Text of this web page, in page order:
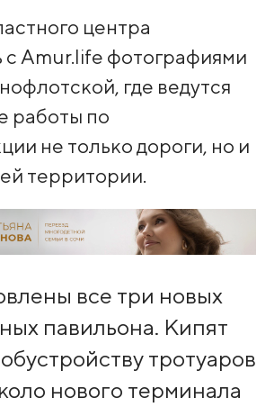
центра
с Amur.life фотографиями
где ведутся
работы по
не только дороги, но и
территории.
все три новых
павильона. Кипят
тротуаров
нового терминала